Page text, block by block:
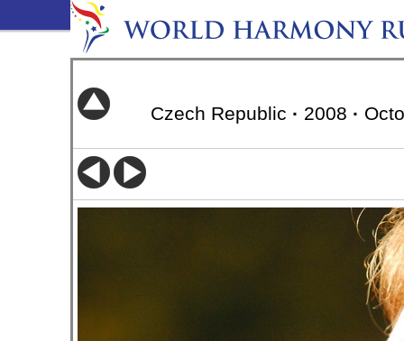
Czech Republic · 2008 ·